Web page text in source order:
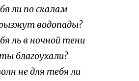
ли по скалам
водопады?
ль в ночной тени
благоухали?
не для тебя ли